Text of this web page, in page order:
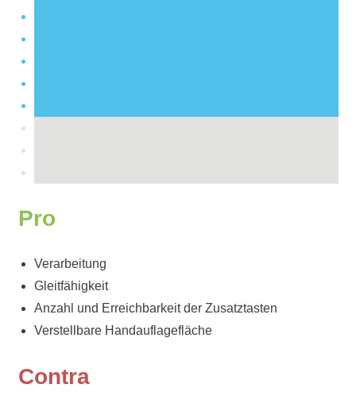
Pro
Verarbeitung
Gleitfähigkeit
Anzahl und Erreichbarkeit der Zusatztasten
Verstellbare Handauflagefläche
Contra